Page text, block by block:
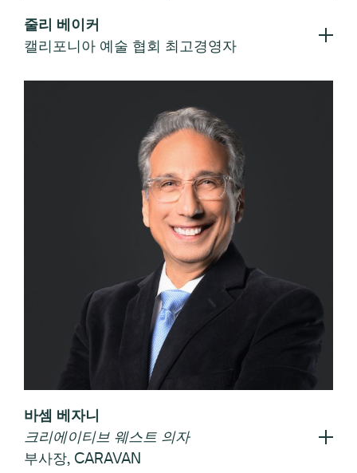
줄리 베이커
캘리포니아 예술 협회 최고경영자
바셈 베자니
크리에이티브 웨스트 의자
부사장, CARAVAN